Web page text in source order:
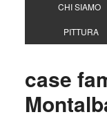
CHI SIAMO
PITTURA
case